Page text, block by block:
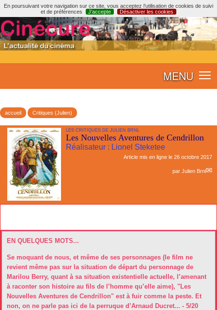
En poursuivant votre navigation sur ce site, vous acceptez l’utilisation de cookies de suivi
et de préférences
J’accepte Désactiver les cookies
MENU
accueil Critiques (Julien)
LES CRITIQUES DE JULIEN BRNL
Les Nouvelles Aventures de Cendrillon
Réalisateur : Lionel Steketee
Article mis en ligne le 26 octobre 2017
par Julien Brnl
EN QUELQUES MOTS...
Se moquant de nous, et même de ses personnages (le film ne
revient même pas sur la situation de départ du personnage de
Marilou Berry, quant à sa situation existentielle actuelle, l’amenant
à raconter son histoire au fils de l’homme qu’elle aime), "Les
Nouvelles Aventures de Cendrillon" est à fuir comme la peste. Et
non, on ne parle pas ici de la perruque d’Arnaud Ducret... - 5/20